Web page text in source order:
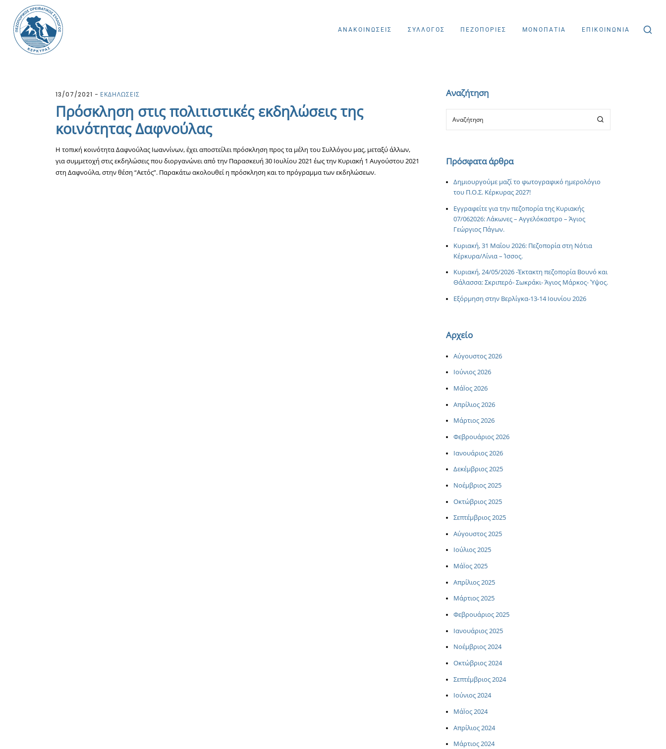
ΑΝΑΚΟΙΝΩΣΕΙΣ ΣΥΛΛΟΓΟΣ ΠΕΖΟΠΟΡΙΕΣ ΜΟΝΟΠΑΤΙΑ ΕΠΙΚΟΙΝΩΝΙΑ
13/07/2021 ΕΚΔΗΛΩΣΕΙΣ
Πρόσκληση στις πολιτιστικές εκδηλώσεις της
κοινότητας Δαφνούλας
Η τοπική κοινότητα Δαφνούλας Ιωαννίνων, έχει αποστείλει πρόσκληση προς τα μέλη του Συλλόγου μας, μεταξύ άλλων,
για συμμετοχή στις εκδηλώσεις που διοργανώνει από την Παρασκευή 30 Ιουλίου 2021 έως την Κυριακή 1 Αυγούστου 2021
στη Δαφνούλα, στην θέση “Αετός”. Παρακάτω ακολουθεί η πρόσκληση και το πρόγραμμα των εκδηλώσεων.
Αναζήτηση
Πρόσφατα άρθρα
Δημιουργούμε μαζί το φωτογραφικό ημερολόγιο
του Π.Ο.Σ. Κέρκυρας 2027!
Εγγραφείτε για την πεζοπορία της Κυριακής
07/062026: Λάκωνες – Αγγελόκαστρο – Άγιος
Γεώργιος Πάγων.
Κυριακή, 31 Μαΐου 2026: Πεζοπορία στη Νότια
Κέρκυρα/Λίνια – Ίσσος.
Κυριακή, 24/05/2026 -Έκτακτη πεζοπορία Βουνό και
Θάλασσα: Σκριπερό- Σωκράκι- Άγιος Μάρκος- Ύψος.
Εξόρμηση στην Βερλίγκα-13-14 Ιουνίου 2026
Αρχείο
Αύγουστος 2026
Ιούνιος 2026
ΜάΪος 2026
Απρίλιος 2026
Μάρτιος 2026
Φεβρουάριος 2026
Ιανουάριος 2026
Δεκέμβριος 2025
Νοέμβριος 2025
Οκτώβριος 2025
Σεπτέμβριος 2025
Αύγουστος 2025
Ιούλιος 2025
ΜάΪος 2025
Απρίλιος 2025
Μάρτιος 2025
Φεβρουάριος 2025
Ιανουάριος 2025
Νοέμβριος 2024
Οκτώβριος 2024
Σεπτέμβριος 2024
Ιούνιος 2024
ΜάΪος 2024
Απρίλιος 2024
Μάρτιος 2024